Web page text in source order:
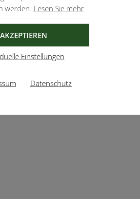
werden. Lesen Sie mehr
AKZEPTIEREN
Einstellungen
Datenschutz